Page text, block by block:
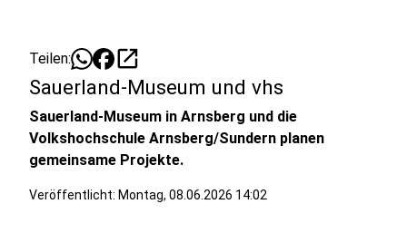
Teilen: open_in_new
Sauerland-Museum und vhs
Sauerland-Museum in Arnsberg und die
Volkshochschule Arnsberg/Sundern planen
gemeinsame Projekte.
Veröffentlicht: Montag, 08.06.2026 14:02